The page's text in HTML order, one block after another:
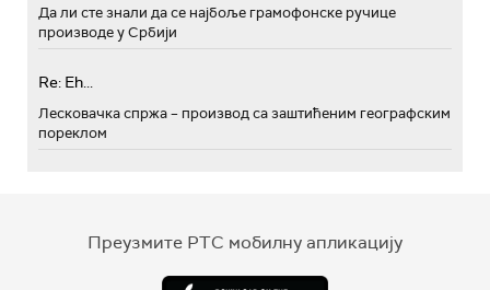
Да ли сте знали да се најбоље грамофонске ручице
производе у Србији
Re: Eh...
Лесковачка спржа – производ са заштићеним географским
пореклом
Преузмите РТС мобилну апликацију